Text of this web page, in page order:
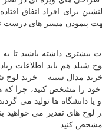
برای افراد اتفاق
پیمودن مسیر های درست
داشته باشید تا
هم باید اطلاعات
مدال سینه – خرید لوح
را مشخص کنید، چرا که
دانشگاه ها تولید می
های تقدیر می خواهید
مشخص کنید.